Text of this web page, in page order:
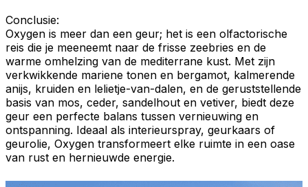
Conclusie:
Oxygen is meer dan een geur; het is een olfactorische
reis die je meeneemt naar de frisse zeebries en de
warme omhelzing van de mediterrane kust. Met zijn
verkwikkende mariene tonen en bergamot, kalmerende
anijs, kruiden en lelietje-van-dalen, en de geruststellende
basis van mos, ceder, sandelhout en vetiver, biedt deze
geur een perfecte balans tussen vernieuwing en
ontspanning. Ideaal als interieurspray, geurkaars of
geurolie, Oxygen transformeert elke ruimte in een oase
van rust en hernieuwde energie.